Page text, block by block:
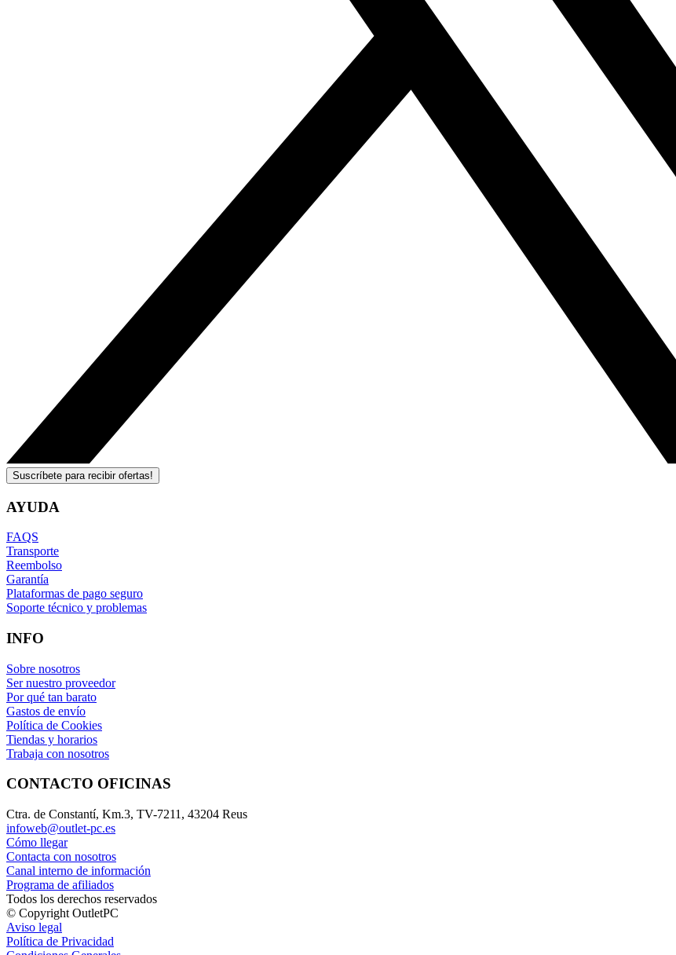
Suscríbete para recibir ofertas!
AYUDA
FAQS
Transporte
Reembolso
Garantía
Plataformas de pago seguro
Soporte técnico y problemas
INFO
Sobre nosotros
Ser nuestro proveedor
Por qué tan barato
Gastos de envío
Política de Cookies
Tiendas y horarios
Trabaja con nosotros
CONTACTO OFICINAS
Ctra. de Constantí, Km.3, TV-7211, 43204 Reus
infoweb@outlet-pc.es
Cómo llegar
Contacta con nosotros
Canal interno de información
Programa de afiliados
Todos los derechos reservados
© Copyright OutletPC
Aviso legal
Política de Privacidad